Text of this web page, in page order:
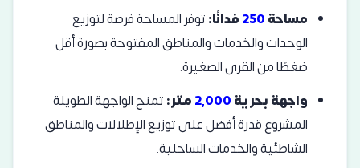
مساحة250فدانًا:توفر المساحة فرصة لتوزيع
الوحدات والخدمات والمناطق المفتوحة بصورة أقل
ضغطًا من القرى الصغيرة.
واجهة بحرية2,000متر:تمنح الواجهة الطويلة
المشروع قدرة أفضل على توزيع الإطلالات والمناطق
الشاطئية والخدمات الساحلية.